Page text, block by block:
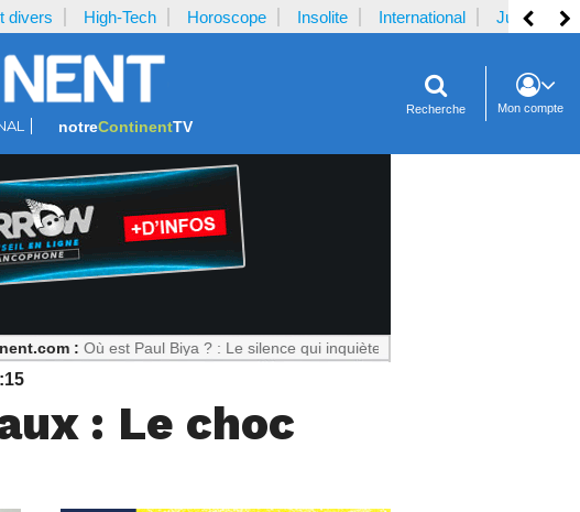
divers High-Tech Horoscope Insolite International Justice
notreContinentTV
Recherche Mon compte
Où est Paul Biya ? : Le silence qui inquiète le Cameroun
: Le choc